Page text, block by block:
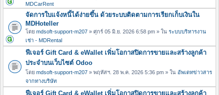
MDCarRent
จัดการใบแจ้งหนี้ได้ง่ายขึ้น ด้วยระบบติดตามการเรียกเก็บเงินใน
MDHoteller
โดย mdsoft-support-m207 » ศุกร์ 05 มิ.ย. 2026 6:58 pm » ใน ระบบบริหารงาน
เช่า - MDRental
ฟีเจอร์ Gift Card & eWallet เพิ่มโอกาสปิดการขายและสร้างลูกค้า
ประจำบนเว็บไซต์ Odoo
โดย mdsoft-support-m207 » พฤหัสฯ. 28 พ.ค. 2026 5:36 pm » ใน อัพเดทข่าวสาร
จากทางบริษัท
ฟีเจอร์ Gift Card & eWallet เพิ่มโอกาสปิดการขายและสร้างลูกค้า